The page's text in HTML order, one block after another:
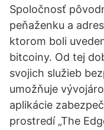
Spoločnosť
peňaženku a
ktorom boli
bitcoiny. Od tej
svojich služieb
umožňuje
aplikácie
prostredí „The